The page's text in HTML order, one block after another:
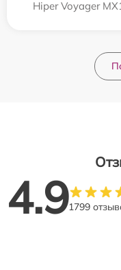
Hiper Voyager
4.91799